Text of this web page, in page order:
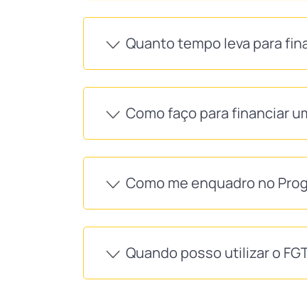
Quanto tempo leva para
Como faço para financiar
Como me enquadro no
Quando posso utilizar o